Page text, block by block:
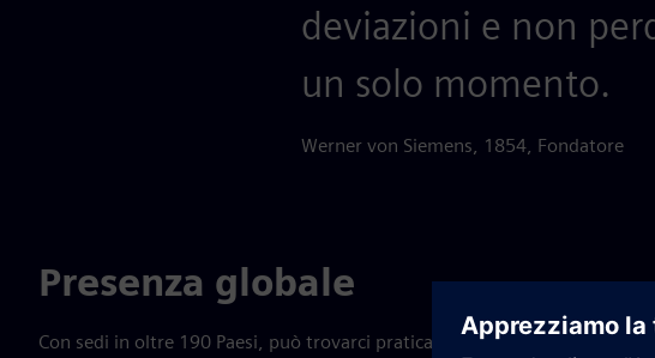
deviazioni e non
un solo momento.
Werner von Siemens, 1854, Fondatore
Presenza globale
Con sedi in oltre 190 Paesi, può trovarci praticamente ovunque. Scopri